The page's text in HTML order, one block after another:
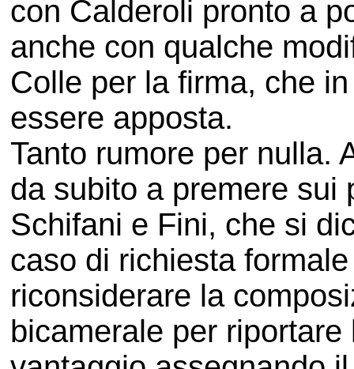
con Calderoli pronto a
anche con qualche
Colle per la firma, che
essere apposta.
Tanto rumore per nulla.
da subito a premere sui
Schifani e Fini, che si
caso di richiesta
riconsiderare la
bicamerale per